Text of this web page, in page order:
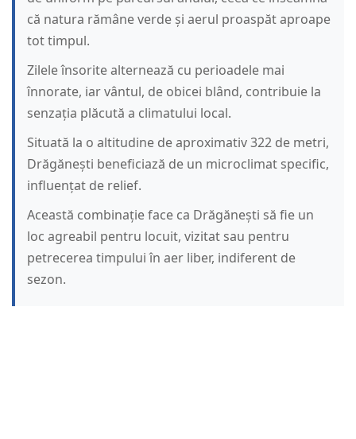
că natura rămâne verde și aerul proaspăt aproape
tot timpul.
Zilele însorite alternează cu perioadele mai
înnorate, iar vântul, de obicei blând, contribuie la
senzația plăcută a climatului local.
Situată la o altitudine de aproximativ 322 de metri,
Drăgănești beneficiază de un microclimat specific,
influențat de relief.
Această combinație face ca Drăgănești să fie un
loc agreabil pentru locuit, vizitat sau pentru
petrecerea timpului în aer liber, indiferent de
sezon.